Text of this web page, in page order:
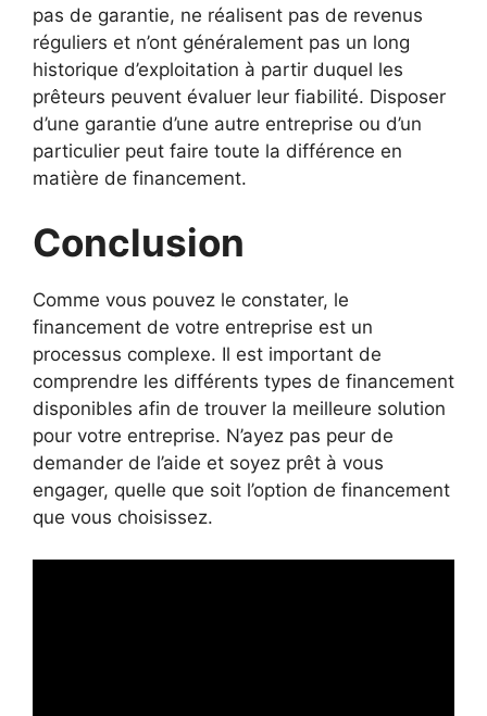
pas de garantie, ne réalisent pas de revenus
réguliers et n’ont généralement pas un long
historique d’exploitation à partir duquel les
prêteurs peuvent évaluer leur fiabilité. Disposer
d’une garantie d’une autre entreprise ou d’un
particulier peut faire toute la différence en
matière de financement.
Conclusion
Comme vous pouvez le constater, le
financement de votre entreprise est un
processus complexe. Il est important de
comprendre les différents types de financement
disponibles afin de trouver la meilleure solution
pour votre entreprise. N’ayez pas peur de
demander de l’aide et soyez prêt à vous
engager, quelle que soit l’option de financement
que vous choisissez.